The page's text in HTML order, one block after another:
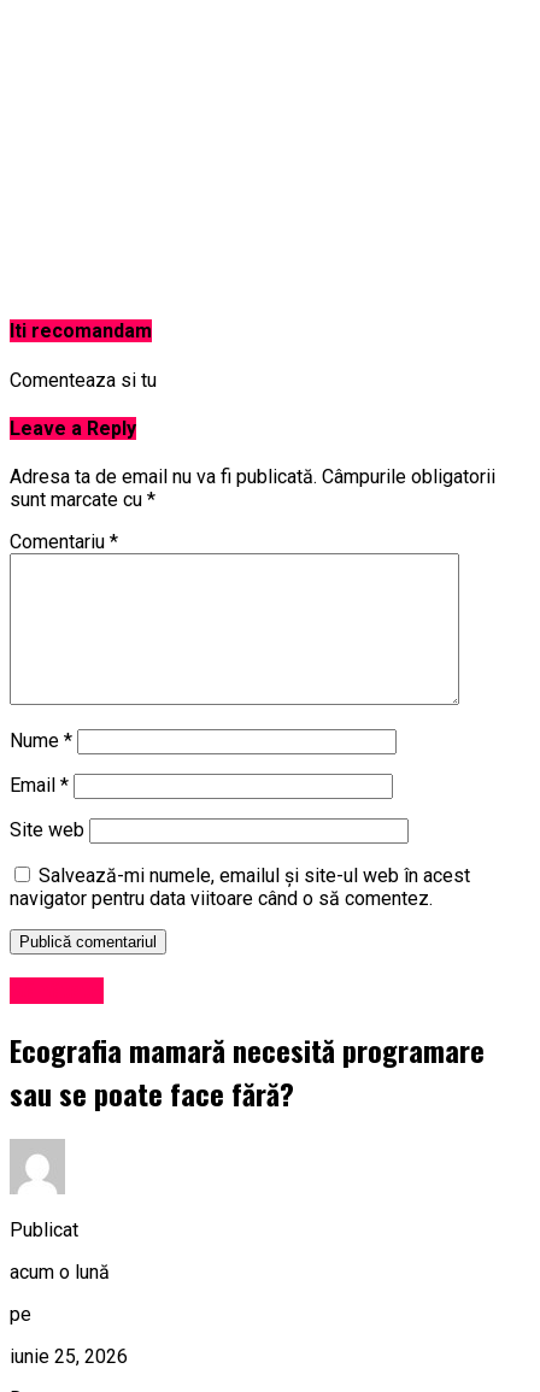
Iti recomandam
Comenteaza si tu
Leave a Reply
Adresa ta de email nu va fi publicată. Câmpurile obligatorii
sunt marcate cu *
Comentariu *
Nume *
Email *
Site web
Salvează-mi numele, emailul și site-ul web în acest
navigator pentru data viitoare când o să comentez.
Ecografia mamară necesită programare
sau se poate face fără?
Publicat
acum o lună
pe
iunie 25, 2026